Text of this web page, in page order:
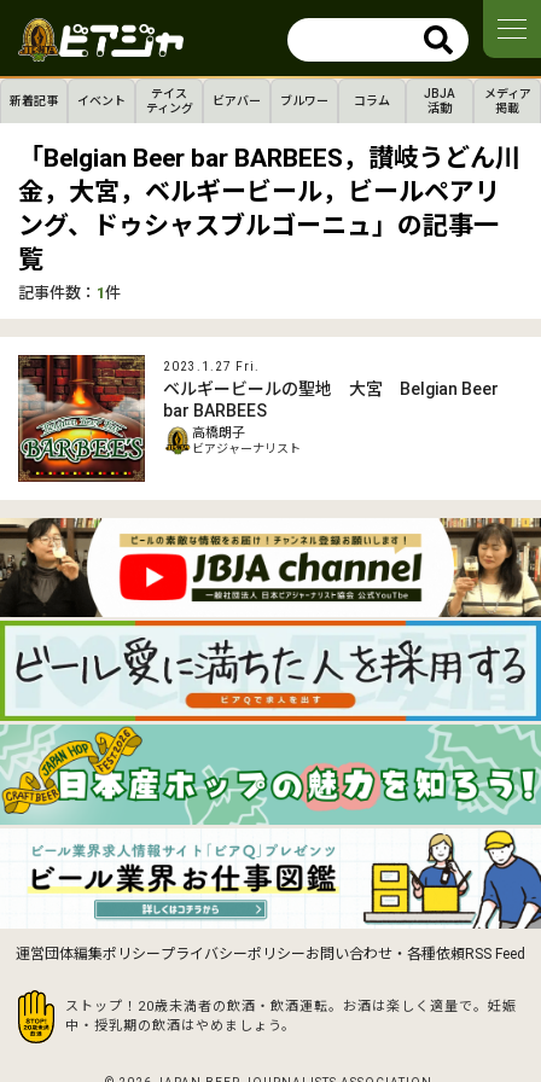
新着記事 イベント
テイス
ティング
ビアバー ブルワー コラム
JBJA
活動
メディア
掲載
「Belgian Beer bar BARBEES，讃岐うどん川
金，大宮，ベルギービール，ビールペアリ
ング、ドゥシャスブルゴーニュ」の記事一
覧
記事件数： 1件
2023.1.27 Fri.
ベルギービールの聖地 大宮 Belgian Beer
bar BARBEES
高橋朗子
ビアジャーナリスト
運営団体編集ポリシープライバシーポリシーお問い合わせ・各種依頼RSS Feed
ストップ！20歳未満者の飲酒・飲酒運転。お酒は楽しく適量で。 妊娠
中・授乳期の飲酒はやめましょう。